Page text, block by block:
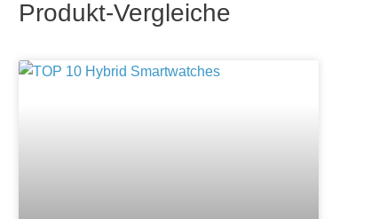
Produkt-Vergleiche